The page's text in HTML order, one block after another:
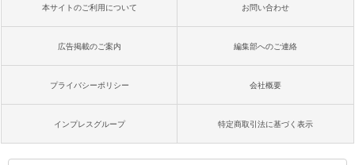
本サイトのご利用について お問い合わせ
広告掲載のご案内 編集部へのご連絡
プライバシーポリシー 会社概要
インプレスグループ 特定商取引法に基づく表示